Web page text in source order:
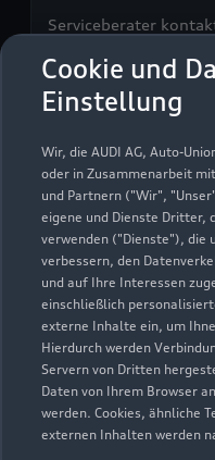
Cookie und
Einstellung
Wir, die AUDI AG, Auto-
oder in Zusammenarbeit
und Partnern ("Wir",
eigene und Dienste Dritter,
verwenden ("Dienste"), die
verbessern, den
und auf Ihre Interessen
einschließlich
externe Inhalte ein, um
Hierdurch werden
Servern von Dritten
Daten von Ihrem Browser
werden. Cookies, ähnliche
externen Inhalten werden
Serviceberater
Auto Kraus
Servicepartner e-tron